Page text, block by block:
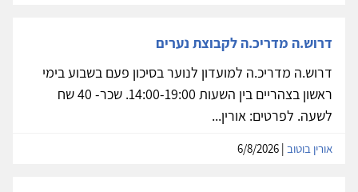
דרוש.ה מדריכ.ה לקבוצת נערים
דרוש.ה מדריכ.ה למועדון לנוער בסיכון פעם בשבוע בימי
ראשון בצהריים בין השעות 14:00-19:00. שכר- 40 שח
לשעה. לפרטים: אורין...
אורין בוטוב